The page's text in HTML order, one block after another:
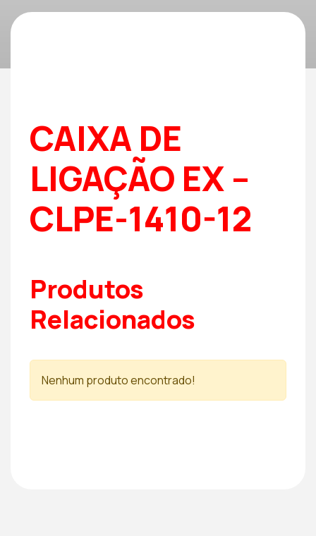
CAIXA DE
LIGAÇÃO EX –
CLPE-1410-12
Produtos
Relacionados
Nenhum produto encontrado!